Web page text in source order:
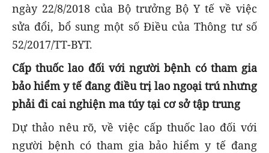
ngày 22/8/2018 của Bộ trưởng Bộ Y tế về việc
sửa đổi, bổ sung một số Điều của Thông tư số
52/2017/TT-BYT.
Cấp thuốc lao đối với người bệnh có tham gia
bảo hiểm y tế đang điều trị lao ngoại trú nhưng
phải đi cai nghiện ma túy tại cơ sở tập trung
Dự thảo nêu rõ, về việc cấp thuốc lao đối với
người bệnh có tham gia bảo hiểm y tế đang